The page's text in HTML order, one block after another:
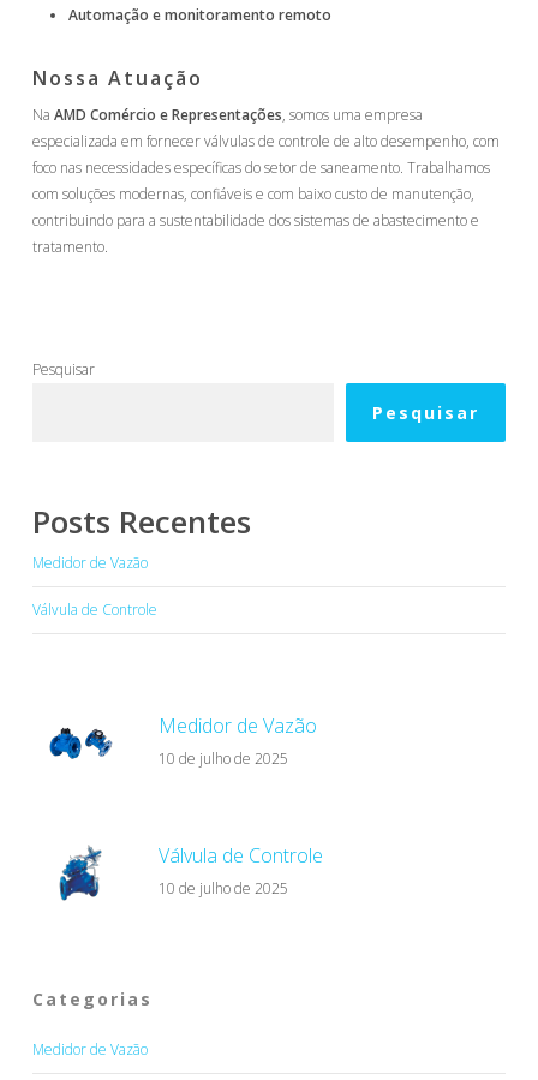
Automação e monitoramento remoto
Nossa Atuação
Na AMD Comércio e Representações, somos uma empresa
especializada em fornecer válvulas de controle de alto desempenho, com
foco nas necessidades específicas do setor de saneamento. Trabalhamos
com soluções modernas, confiáveis e com baixo custo de manutenção,
contribuindo para a sustentabilidade dos sistemas de abastecimento e
tratamento.
Pesquisar
Pesquisar
Posts Recentes
Medidor de Vazão
Válvula de Controle
Medidor de Vazão
10 de julho de 2025
Válvula de Controle
10 de julho de 2025
Categorias
Medidor de Vazão